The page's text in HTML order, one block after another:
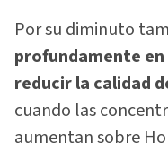
Por su diminuto
profundamente
reducir la calidad
cuando las
aumentan sobre